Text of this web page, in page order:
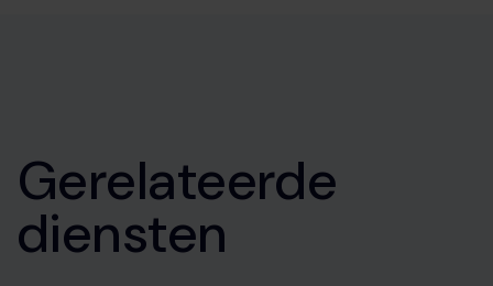
Gerelateerde
diensten